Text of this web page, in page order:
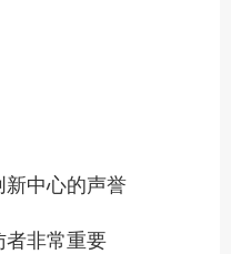
中心的声誉
非常重要